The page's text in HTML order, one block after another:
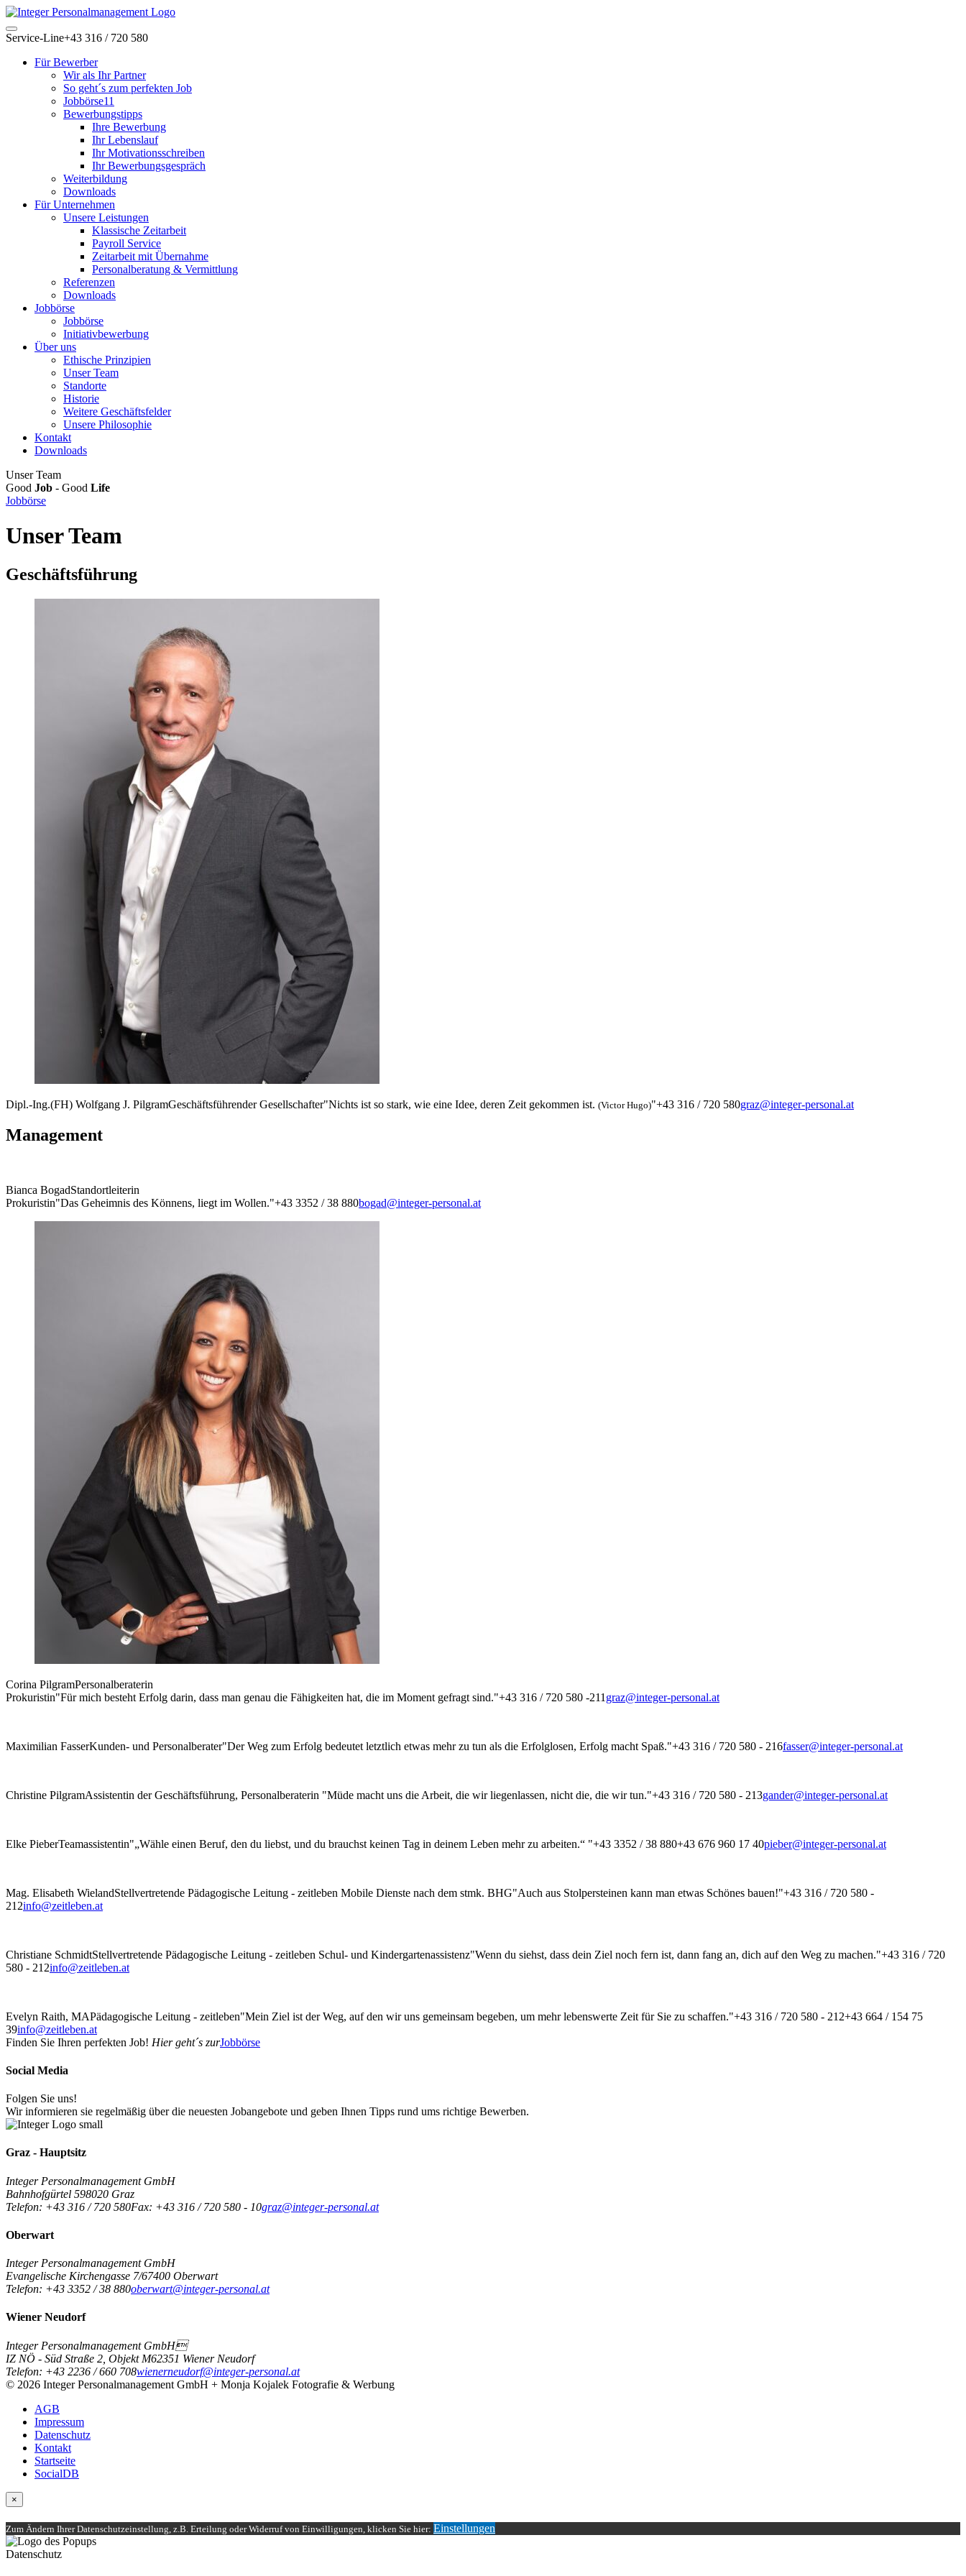
Service-Line+43 316 / 720 580
Für Bewerber
Wir als Ihr Partner
So geht´s zum perfekten Job
Jobbörse11
Bewerbungstipps
Ihre Bewerbung
Ihr Lebenslauf
Ihr Motivationsschreiben
Ihr Bewerbungsgespräch
Weiterbildung
Downloads
Für Unternehmen
Unsere Leistungen
Klassische Zeitarbeit
Payroll Service
Zeitarbeit mit Übernahme
Personalberatung & Vermittlung
Referenzen
Downloads
Jobbörse
Jobbörse
Initiativbewerbung
Über uns
Ethische Prinzipien
Unser Team
Standorte
Historie
Weitere Geschäftsfelder
Unsere Philosophie
Kontakt
Downloads
Unser Team
Good Job - Good Life
Jobbörse
Unser Team
Geschäftsführung
Dipl.-Ing.(FH) Wolfgang J. PilgramGeschäftsführender Gesellschafter"Nichts ist so stark, wie eine Idee, deren Zeit gekommen ist. (Victor Hugo)"+43 316 / 720 580graz@integer-personal.at
Management
Bianca BogadStandortleiterin
Prokuristin"Das Geheimnis des Könnens, liegt im Wollen."+43 3352 / 38 880bogad@integer-personal.at
Corina PilgramPersonalberaterin
Prokuristin"Für mich besteht Erfolg darin, dass man genau die Fähigkeiten hat, die im Moment gefragt sind."+43 316 / 720 580 -211 graz@integer-personal.at
Maximilian FasserKunden- und Personalberater"Der Weg zum Erfolg bedeutet letztlich etwas mehr zu tun als die Erfolglosen, Erfolg macht Spaß."+43 316 / 720 580 - 216fasser@integer-personal.at
Christine PilgramAssistentin der Geschäftsführung, Personalberaterin "Müde macht uns die Arbeit, die wir liegenlassen, nicht die, die wir tun."+43 316 / 720 580 - 213gander@integer-personal.at
Elke PieberTeamassistentin"„Wähle einen Beruf, den du liebst, und du brauchst keinen Tag in deinem Leben mehr zu arbeiten.“ "+43 3352 / 38 880+43 676 960 17 40pieber@integer-personal.at
Mag. Elisabeth WielandStellvertretende Pädagogische Leitung - zeitleben Mobile Dienste nach dem stmk. BHG"Auch aus Stolpersteinen kann man etwas Schönes bauen!"+43 316 / 720 580 -
212info@zeitleben.at
Christiane SchmidtStellvertretende Pädagogische Leitung - zeitleben Schul- und Kindergartenassistenz"Wenn du siehst, dass dein Ziel noch fern ist, dann fang an, dich auf den Weg zu machen."+43 316 / 720
580 - 212info@zeitleben.at
Evelyn Raith, MAPädagogische Leitung - zeitleben"Mein Ziel ist der Weg, auf den wir uns gemeinsam begeben, um mehr lebenswerte Zeit für Sie zu schaffen."+43 316 / 720 580 - 212+43 664 / 154 75
39info@zeitleben.at
Finden Sie Ihren perfekten Job! Hier geht´s zurJobbörse
Social Media
Folgen Sie uns!
Wir informieren sie regelmäßig über die neuesten Jobangebote und geben Ihnen Tipps rund ums richtige Bewerben.
Graz - Hauptsitz
Integer Personalmanagement GmbH
Bahnhofgürtel 598020 Graz
Telefon: +43 316 / 720 580Fax: +43 316 / 720 580 - 10graz@integer-personal.at
Oberwart
Integer Personalmanagement GmbH
Evangelische Kirchengasse 7/67400 Oberwart
Telefon: +43 3352 / 38 880oberwart@integer-personal.at
Wiener Neudorf
Integer Personalmanagement GmbH
IZ NÖ - Süd Straße 2, Objekt M62351 Wiener Neudorf
Telefon: +43 2236 / 660 708wienerneudorf@integer-personal.at
© 2026 Integer Personalmanagement GmbH + Monja Kojalek Fotografie & Werbung
AGB
Impressum
Datenschutz
Kontakt
Startseite
SocialDB
×
Zum Ändern Ihrer Datenschutzeinstellung, z.B. Erteilung oder Widerruf von Einwilligungen, klicken Sie hier: Einstellungen
Datenschutz